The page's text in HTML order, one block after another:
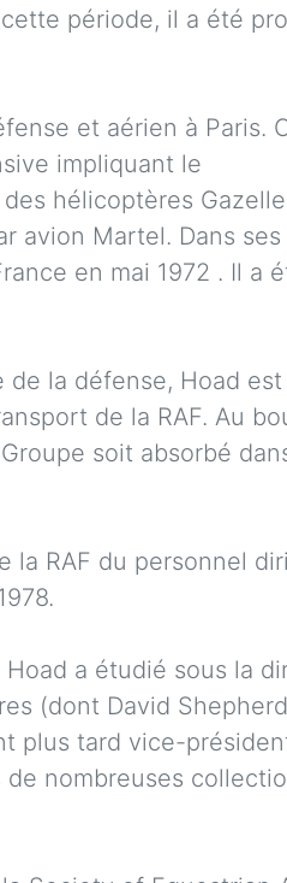
période, il a été
et aérien à Paris.
impliquant le
hélicoptères
avion Martel. Dans
en mai 1972 . Il a
la défense, Hoad
de la RAF. Au
soit absorbé
la RAF du personnel
a étudié sous la
(dont David
plus tard vice-
nombreuses